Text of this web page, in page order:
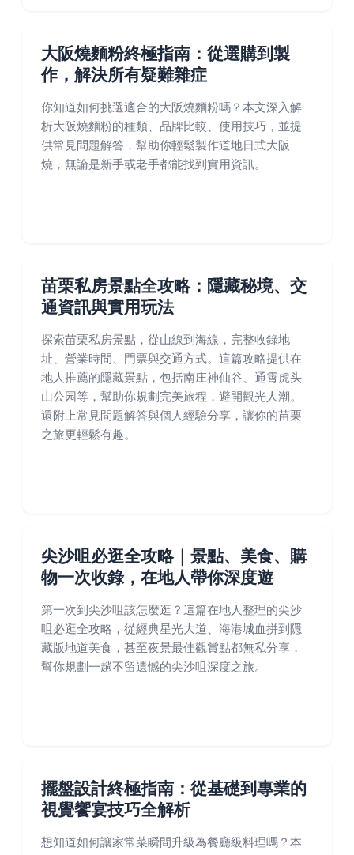
大阪燒麵粉終極指南：從選購到製
作，解決所有疑難雜症
你知道如何挑選適合的大阪燒麵粉嗎？本文深入解
析大阪燒麵粉的種類、品牌比較、使用技巧，並提
供常見問題解答，幫助你輕鬆製作道地日式大阪
燒，無論是新手或老手都能找到實用資訊。
苗栗私房景點全攻略：隱藏秘境、交
通資訊與實用玩法
探索苗栗私房景點，從山線到海線，完整收錄地
址、營業時間、門票與交通方式。這篇攻略提供在
地人推薦的隱藏景點，包括南庄神仙谷、通霄虎头
山公园等，幫助你規劃完美旅程，避開觀光人潮。
還附上常見問題解答與個人經驗分享，讓你的苗栗
之旅更輕鬆有趣。
尖沙咀必逛全攻略｜景點、美食、購
物一次收錄，在地人帶你深度遊
第一次到尖沙咀該怎麼逛？這篇在地人整理的尖沙
咀必逛全攻略，從經典星光大道、海港城血拼到隱
藏版地道美食，甚至夜景最佳觀賞點都無私分享，
幫你規劃一趟不留遺憾的尖沙咀深度之旅。
擺盤設計終極指南：從基礎到專業的
視覺饗宴技巧全解析
想知道如何讓家常菜瞬間升級為餐廳級料理嗎？本